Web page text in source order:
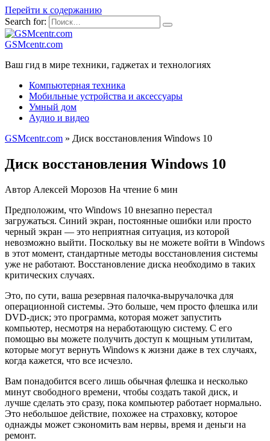
Перейти к содержанию
Search for:
GSMcentr.com
Ваш гид в мире техники, гаджетах и технологиях
Компьютерная техника
Мобильные устройства и аксессуары
Умный дом
Аудио и видео
GSMcentr.com » Диск восстановления Windows 10
Диск восстановления Windows 10
Автор Алексей Морозов На чтение 6 мин
Предположим, что Windows 10 внезапно перестал
загружаться. Синий экран, постоянные ошибки или просто
черный экран — это неприятная ситуация, из которой
невозможно выйти. Поскольку вы не можете войти в Windows
в этот момент, стандартные методы восстановления системы
уже не работают. Восстановление диска необходимо в таких
критических случаях.
Это, по сути, ваша резервная палочка-выручалочка для
операционной системы. Это больше, чем просто флешка или
DVD-диск; это программа, которая может запустить
компьютер, несмотря на неработающую систему. С его
помощью вы можете получить доступ к мощным утилитам,
которые могут вернуть Windows к жизни даже в тех случаях,
когда кажется, что все исчезло.
Вам понадобится всего лишь обычная флешка и несколько
минут свободного времени, чтобы создать такой диск, и
лучше сделать это сразу, пока компьютер работает нормально.
Это небольшое действие, похожее на страховку, которое
однажды может сэкономить вам нервы, время и деньги на
ремонт.